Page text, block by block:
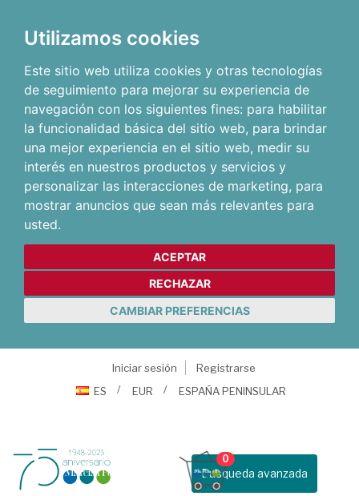
Utilizamos cookies
Este sitio web utiliza cookies y otras tecnologías
de seguimiento para mejorar su experiencia de
navegación con los siguientes fines: para habilitar
la funcionalidad básica del sitio web, para brindar
una mejor experiencia en el sitio web, medir su
interés en nuestros productos y servicios y
personalizar las interacciones de marketing, para
mostrar anuncios que sean más relevantes para
usted.
ACEPTAR
RECHAZAR
CAMBIAR PREFERENCIAS
Iniciar sesión
Registrarse
ES
EUR ESPAÑA PENINSULAR
Busqueda avanzada
0